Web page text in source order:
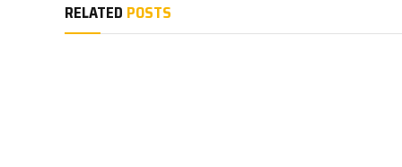
RELATED POSTS